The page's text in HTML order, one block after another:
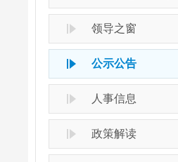
领导之窗
公示公告
人事信息
政策解读